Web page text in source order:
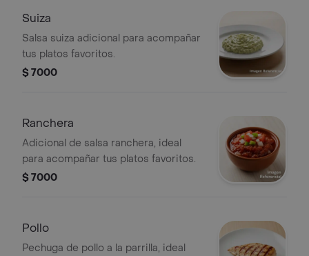
Suiza
Salsa suiza adicional para acompañar
tus platos favoritos.
$ 7000
Ranchera
Adicional de salsa ranchera, ideal
para acompañar tus platos favoritos.
$ 7000
Pollo
Pechuga de pollo a la parrilla, ideal